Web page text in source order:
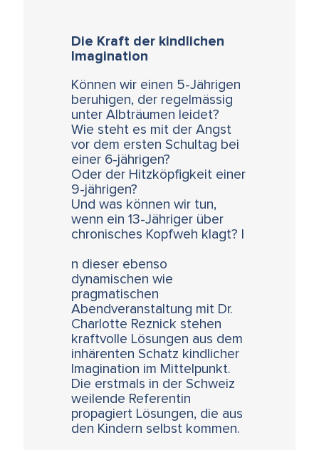
Die Kraft der kindlichen
Imagination
Können wir einen 5-Jährigen
beruhigen, der regelmässig
unter Albträumen leidet?
Wie steht es mit der Angst
vor dem ersten Schultag bei
einer 6-jährigen?
Oder der Hitzköpfigkeit einer
9-jährigen?
Und was können wir tun,
wenn ein 13-Jähriger über
chronisches Kopfweh klagt? I
n dieser ebenso
dynamischen wie
pragmatischen
Abendveranstaltung mit Dr.
Charlotte Reznick stehen
kraftvolle Lösungen aus dem
inhärenten Schatz kindlicher
Imagination im Mittelpunkt.
Die erstmals in der Schweiz
weilende Referentin
propagiert Lösungen, die aus
den Kindern selbst kommen.